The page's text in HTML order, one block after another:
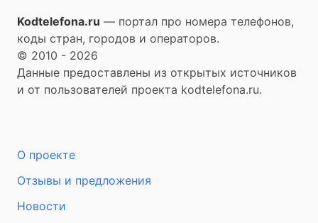
Kodtelefona.ru — портал про номера телефонов,
коды стран, городов и операторов.
© 2010 - 2026
Данные предоставлены из открытых источников
и от пользователей проекта kodtelefona.ru.
О проекте
Отзывы и предложения
Новости